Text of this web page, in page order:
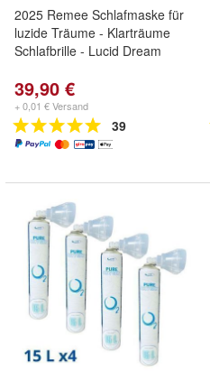
2025 Remee Schlafmaske für
luzide Träume - Klarträume
Schlafbrille - Lucid Dream
39,90 €
+ 0,01 € Versand
39